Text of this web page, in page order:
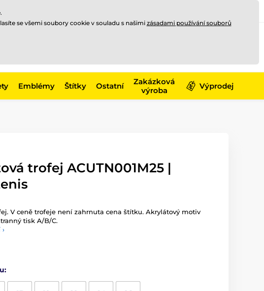
Emblémy Štítky Ostatní
Zakázková
výroba
Výprodej
trofej ACUTN001M25 |
V ceně trofeje není zahrnuta cena štítku. Akrylátový motiv
tisk A/B/C.
se všemi soubory cookie v souladu s našimi zásadami používání souborů